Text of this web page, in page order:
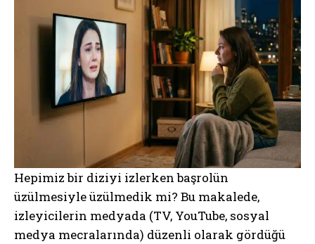
Hepimiz bir diziyi izlerken başrolün
üzülmesiyle üzülmedik mi? Bu makalede,
izleyicilerin medyada (TV, YouTube, sosyal
medya mecralarında) düzenli olarak gördüğü